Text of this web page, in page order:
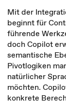
Mit der
beginnt für
führende
doch Copilot
semantische
Pivotlogiken
natürlicher
möchten.
konkrete